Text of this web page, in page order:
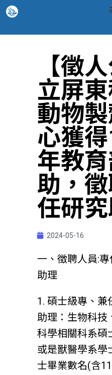
【徵
立屏
動物
心獲
年教
助，
任研
2024-05-16
一、徵聘人員:
助理
1. 碩士級專、兼
助理：生物科技
科學相關科系碩
或是獸醫學系學
士畢業數名(含